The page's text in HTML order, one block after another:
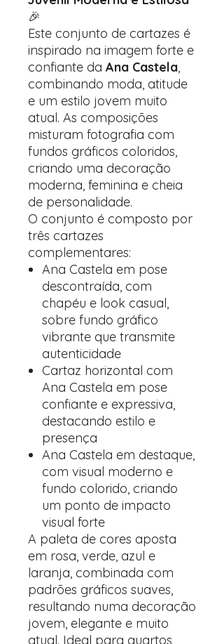
🎉
Este conjunto de cartazes é
inspirado na imagem forte e
confiante da Ana Castela,
combinando moda, atitude
e um estilo jovem muito
atual. As composições
misturam fotografia com
fundos gráficos coloridos,
criando uma decoração
moderna, feminina e cheia
de personalidade.
O conjunto é composto por
três cartazes
complementares:
Ana Castela em pose
descontraída, com
chapéu e look casual,
sobre fundo gráfico
vibrante que transmite
autenticidade
Cartaz horizontal com
Ana Castela em pose
confiante e expressiva,
destacando estilo e
presença
Ana Castela em destaque,
com visual moderno e
fundo colorido, criando
um ponto de impacto
visual forte
A paleta de cores aposta
em rosa, verde, azul e
laranja, combinada com
padrões gráficos suaves,
resultando numa decoração
jovem, elegante e muito
atual. Ideal para quartos